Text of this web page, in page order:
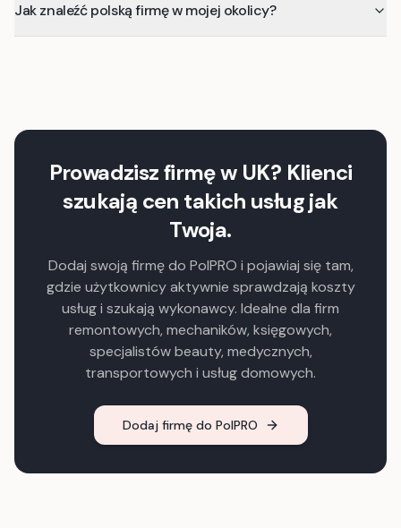
Jak znaleźć polską firmę w mojej okolicy?
Prowadzisz firmę w UK? Klienci
szukają cen takich usług jak
Twoja.
Dodaj swoją firmę do PolPRO i pojawiaj się tam,
gdzie użytkownicy aktywnie sprawdzają koszty
usług i szukają wykonawcy. Idealne dla firm
remontowych, mechaników, księgowych,
specjalistów beauty, medycznych,
transportowych i usług domowych.
Dodaj firmę do PolPRO